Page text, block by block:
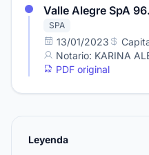
Valle Alegre SpA
SPA
13/01/2023
Notario: KARINA
PDF original
Leyenda